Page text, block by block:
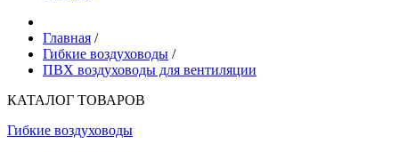
Главная /
Гибкие воздуховоды /
ПВХ воздуховоды для вентиляции
КАТАЛОГ ТОВАРОВ
Гибкие воздуховоды